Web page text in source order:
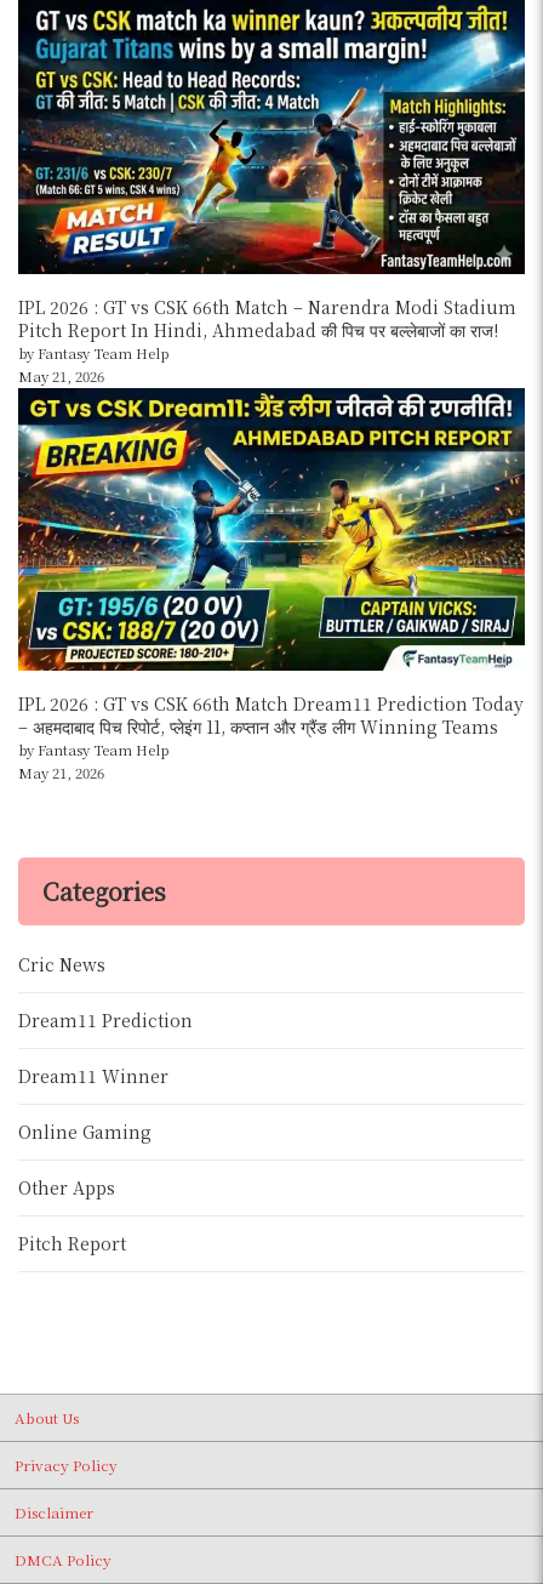
IPL 2026 : GT vs CSK 66th Match – Narendra Modi Stadium
Pitch Report In Hindi, Ahmedabad की पिच पर बल्लेबाजों का राज!
by Fantasy Team Help
May 21, 2026
IPL 2026 : GT vs CSK 66th Match Dream11 Prediction Today
– अहमदाबाद पिच रिपोर्ट, प्लेइंग 11, कप्तान और ग्रैंड लीग Winning Teams
by Fantasy Team Help
May 21, 2026
Categories
Cric News
Dream11 Prediction
Dream11 Winner
Online Gaming
Other Apps
Pitch Report
About Us
Privacy Policy
Disclaimer
DMCA Policy